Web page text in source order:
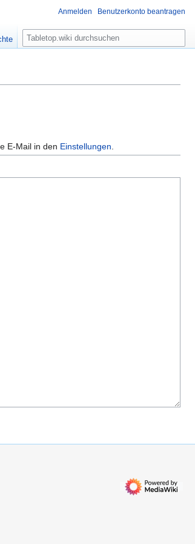
E-Mail in den Einstellungen
Anmelden Benutzerkonto beantragen
S
u
e